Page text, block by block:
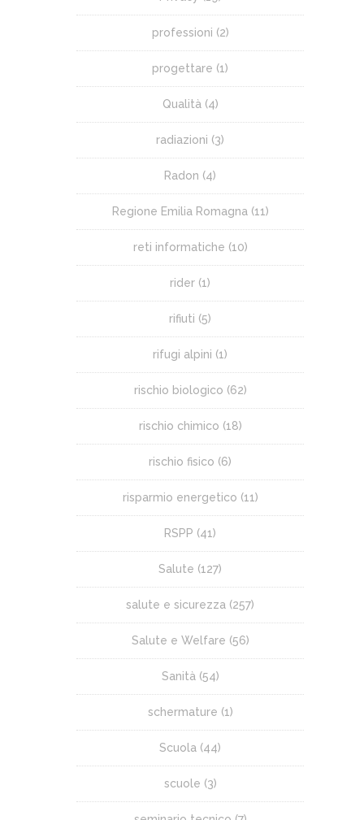
professioni (2)
progettare (1)
Qualità (4)
radiazioni (3)
Radon (4)
Regione Emilia Romagna (11)
reti informatiche (10)
rider (1)
rifiuti (5)
rifugi alpini (1)
rischio biologico (62)
rischio chimico (18)
rischio fisico (6)
risparmio energetico (11)
RSPP (41)
Salute (127)
salute e sicurezza (257)
Salute e Welfare (56)
Sanità (54)
schermature (1)
Scuola (44)
scuole (3)